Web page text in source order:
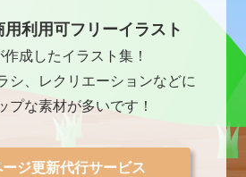
利用可フリーイラスト
成したイラスト集！
シ、レクリエーションなどに
プな素材が多いです！
ジ更新代行サービス